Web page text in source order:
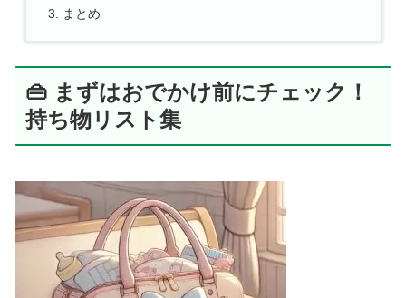
まとめ
👜 まずはおでかけ前にチェック！
持ち物リスト集